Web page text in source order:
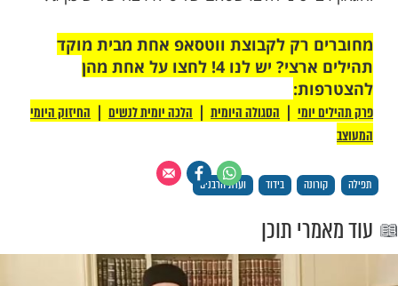
באב עצמו: "ברור שחובה להקפיד על
וסבון של הידיים בתדירות גבוהה ללא שום
לרחוץ הפנים במים וסבון". והוסיפה: "יש להתיר
שעה לסובלים מהזיעה רחיצה מהירה
סבון להעביר הלכלוך – וניקיון זה חשוב
ודבר זה מותר מדינא"
את מכתבם לציבור: "הכותבים וחותמים ביראה
אחב"י, בתפילה ותחינה כי בזכות שמירת
וצער אלו הימים, יתמלא השי"ת רחמים על